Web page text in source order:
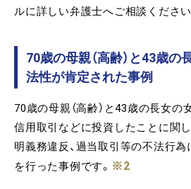
ルに詳しい弁護士へご相談ください
70歳の母親（高齢）と43歳の
法性が肯定された事例
70歳の母親（高齢）と43歳の長女
信用取引などに投資したことに関
明義務違反、過当取引等の不法行
を行った事例です。 ※2